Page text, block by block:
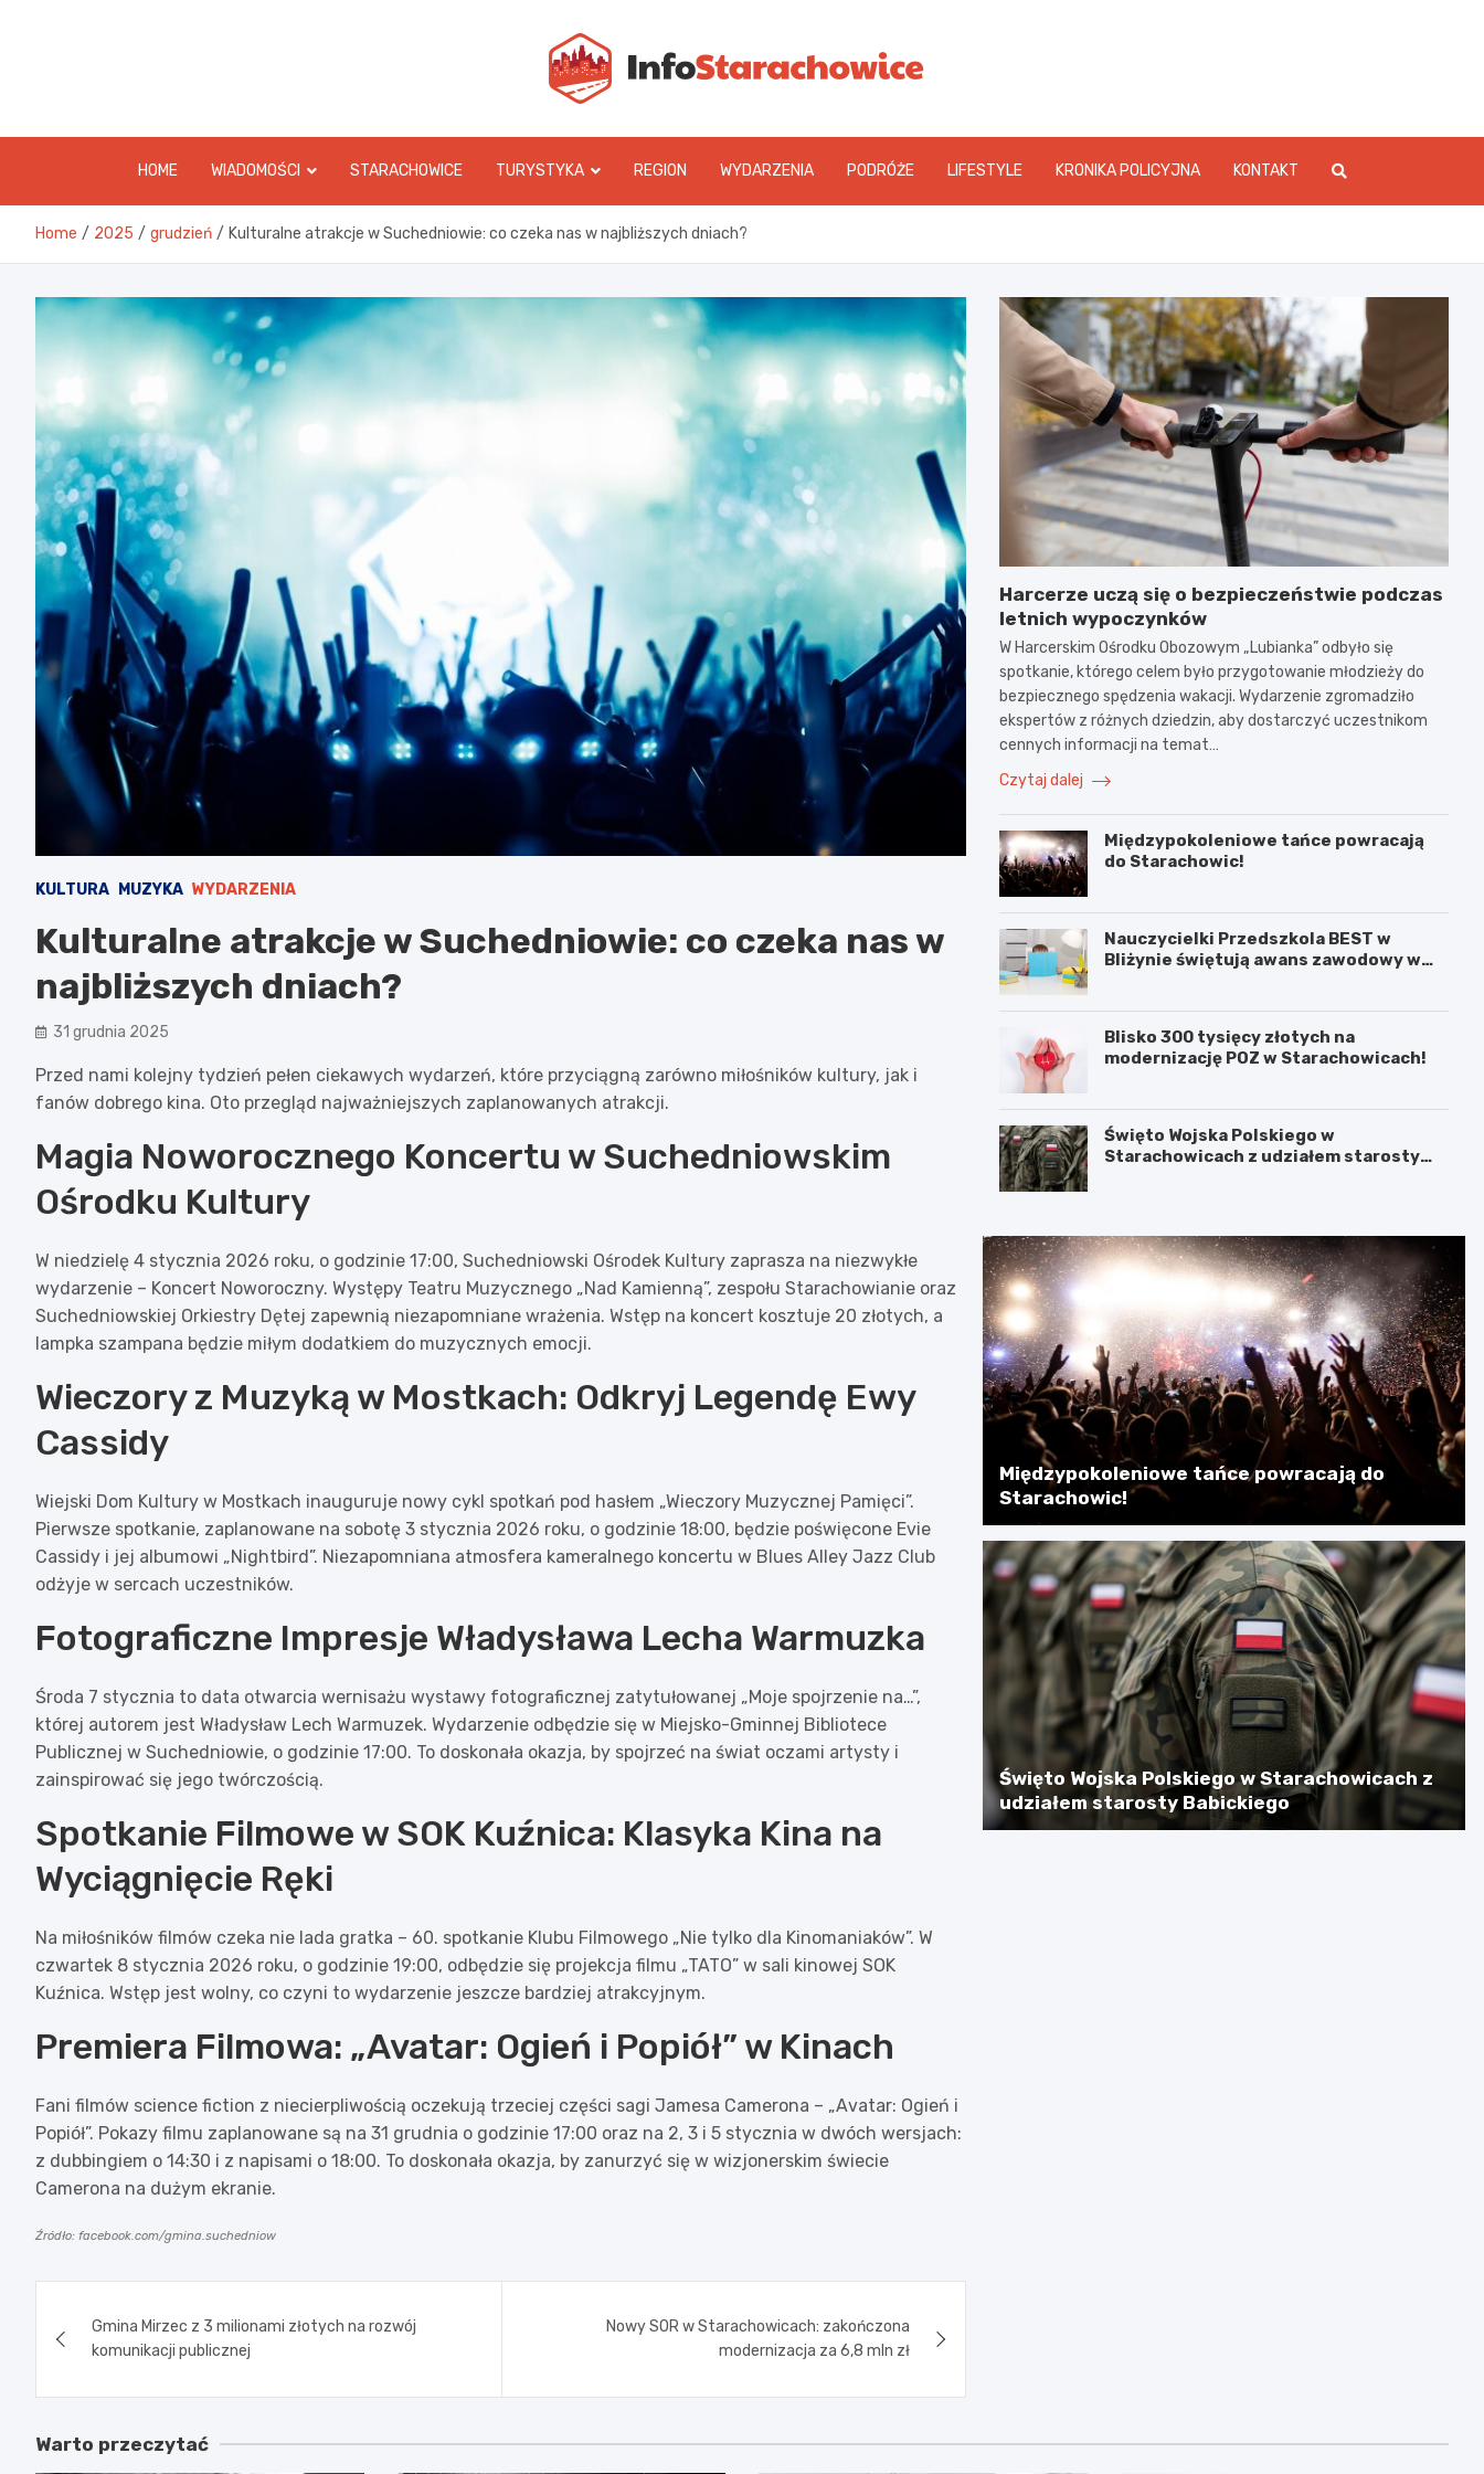
HOME WIADOMOŚCI STARACHOWICE TURYSTYKA REGION WYDARZENIA PODRÓŻE LIFESTYLE KRONIKA POLICYJNA KONTAKT
Home 2025 grudzień Kulturalne atrakcje w Suchedniowie: co czeka nas w najbliższych dniach?
KULTURA MUZYKA WYDARZENIA
Kulturalne atrakcje w Suchedniowie: co czeka nas w
najbliższych dniach?
31 grudnia 2025
Przed nami kolejny tydzień pełen ciekawych wydarzeń, które przyciągną zarówno miłośników kultury, jak i
fanów dobrego kina. Oto przegląd najważniejszych zaplanowanych atrakcji.
Magia Noworocznego Koncertu w Suchedniowskim
Ośrodku Kultury
W niedzielę 4 stycznia 2026 roku, o godzinie 17:00, Suchedniowski Ośrodek Kultury zaprasza na niezwykłe
wydarzenie – Koncert Noworoczny. Występy Teatru Muzycznego „Nad Kamienną”, zespołu Starachowianie oraz
Suchedniowskiej Orkiestry Dętej zapewnią niezapomniane wrażenia. Wstęp na koncert kosztuje 20 złotych, a
lampka szampana będzie miłym dodatkiem do muzycznych emocji.
Wieczory z Muzyką w Mostkach: Odkryj Legendę Ewy
Cassidy
Wiejski Dom Kultury w Mostkach inauguruje nowy cykl spotkań pod hasłem „Wieczory Muzycznej Pamięci”.
Pierwsze spotkanie, zaplanowane na sobotę 3 stycznia 2026 roku, o godzinie 18:00, będzie poświęcone Evie
Cassidy i jej albumowi „Nightbird”. Niezapomniana atmosfera kameralnego koncertu w Blues Alley Jazz Club
odżyje w sercach uczestników.
Fotograficzne Impresje Władysława Lecha Warmuzka
Środa 7 stycznia to data otwarcia wernisażu wystawy fotograficznej zatytułowanej „Moje spojrzenie na…”,
której autorem jest Władysław Lech Warmuzek. Wydarzenie odbędzie się w Miejsko-Gminnej Bibliotece
Publicznej w Suchedniowie, o godzinie 17:00. To doskonała okazja, by spojrzeć na świat oczami artysty i
zainspirować się jego twórczością.
Spotkanie Filmowe w SOK Kuźnica: Klasyka Kina na
Wyciągnięcie Ręki
Na miłośników filmów czeka nie lada gratka – 60. spotkanie Klubu Filmowego „Nie tylko dla Kinomaniaków”. W
czwartek 8 stycznia 2026 roku, o godzinie 19:00, odbędzie się projekcja filmu „TATO” w sali kinowej SOK
Kuźnica. Wstęp jest wolny, co czyni to wydarzenie jeszcze bardziej atrakcyjnym.
Premiera Filmowa: „Avatar: Ogień i Popiół” w Kinach
Fani filmów science fiction z niecierpliwością oczekują trzeciej części sagi Jamesa Camerona – „Avatar: Ogień i
Popiół”. Pokazy filmu zaplanowane są na 31 grudnia o godzinie 17:00 oraz na 2, 3 i 5 stycznia w dwóch wersjach:
z dubbingiem o 14:30 i z napisami o 18:00. To doskonała okazja, by zanurzyć się w wizjonerskim świecie
Camerona na dużym ekranie.
Źródło: facebook.com/gmina.suchedniow
wpisu
Gmina Mirzec z 3 milionami złotych na rozwój
komunikacji publicznej
Nowy SOR w Starachowicach: zakończona
modernizacja za 6,8 mln zł
Harcerze uczą się o bezpieczeństwie podczas
letnich wypoczynków
W Harcerskim Ośrodku Obozowym „Lubianka” odbyło się
spotkanie, którego celem było przygotowanie młodzieży do
bezpiecznego spędzenia wakacji. Wydarzenie zgromadziło
ekspertów z różnych dziedzin, aby dostarczyć uczestnikom
cennych informacji na temat…
Czytaj dalej
Międzypokoleniowe tańce powracają
do Starachowic!
Nauczycielki Przedszkola BEST w
Bliżynie świętują awans zawodowy w
Blisko 300 tysięcy złotych na
modernizację POZ w Starachowicach!
Święto Wojska Polskiego w
Starachowicach z udziałem starosty
Międzypokoleniowe tańce powracają do
Starachowic!
Święto Wojska Polskiego w Starachowicach z
udziałem starosty Babickiego
Warto przeczytać